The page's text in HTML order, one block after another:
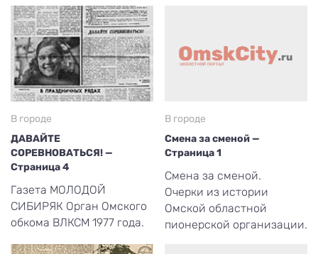
В городе
ДАВАЙТЕ
СОРЕВНОВАТЬСЯ! —
Страница 4
Газета МОЛОДОЙ
СИБИРЯК Орган Омского
обкома ВЛКСМ 1977 года.
В городе
Смена за сменой —
Страница 1
Смена за сменой.
Очерки из истории
Омской областной
пионерской организации.